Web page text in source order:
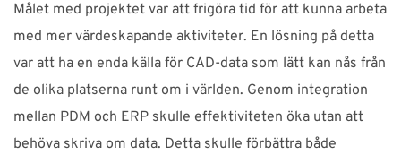
Målet med projektet var att frigöra tid för att kunna arbeta
med mer värdeskapande aktiviteter. En lösning på detta
var att ha en enda källa för CAD-data som lätt kan nås från
de olika platserna runt om i världen. Genom integration
mellan PDM och ERP skulle effektiviteten öka utan att
behöva skriva om data. Detta skulle förbättra både